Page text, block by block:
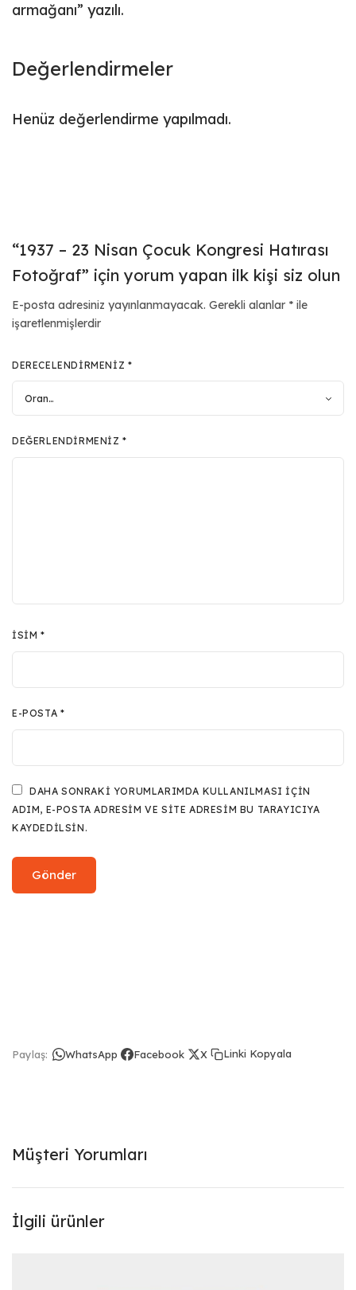
armağanı” yazılı.
Değerlendirmeler
Henüz değerlendirme yapılmadı.
“1937 – 23 Nisan Çocuk Kongresi Hatırası
Fotoğraf” için yorum yapan ilk kişi siz olun
E-posta adresiniz yayınlanmayacak. Gerekli alanlar * ile
işaretlenmişlerdir
DERECELENDIRMENIZ *
DEĞERLENDIRMENIZ*
İSIM*
E-POSTA *
DAHA SONRAKI YORUMLARIMDA KULLANILMASI IÇIN
ADIM, E-POSTA ADRESIM VE SITE ADRESIM BU TARAYICIYA
KAYDEDILSIN.
Paylaş: WhatsApp Facebook X Linki Kopyala
Müşteri Yorumları
İlgili ürünler